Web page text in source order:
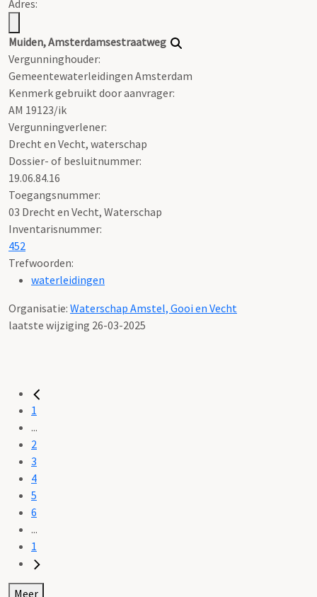
Adres:
Muiden, Amsterdamsestraatweg
Vergunninghouder:
Gemeentewaterleidingen Amsterdam
Kenmerk gebruikt door aanvrager:
AM 19123/ik
Vergunningverlener:
Drecht en Vecht, waterschap
Dossier- of besluitnummer:
19.06.84.16
Toegangsnummer:
03 Drecht en Vecht, Waterschap
Inventarisnummer:
452
Trefwoorden:
waterleidingen
Organisatie: Waterschap Amstel, Gooi en Vecht
laatste wijziging 26-03-2025
1
...
2
3
4
5
6
...
1
Meer